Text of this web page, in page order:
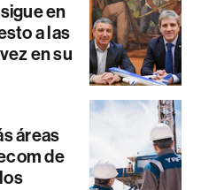
en
a las
en su
áreas
de